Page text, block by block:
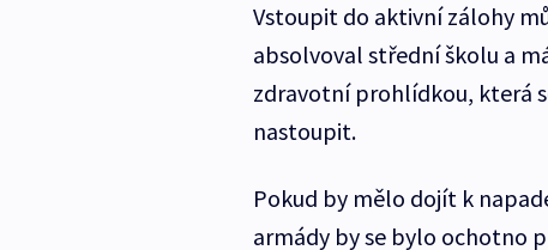
Vstoupit do aktivní zálohy
absolvoval střední školu a
zdravotní prohlídkou, která
nastoupit.
Pokud by mělo dojít k
armády by se bylo ochotno